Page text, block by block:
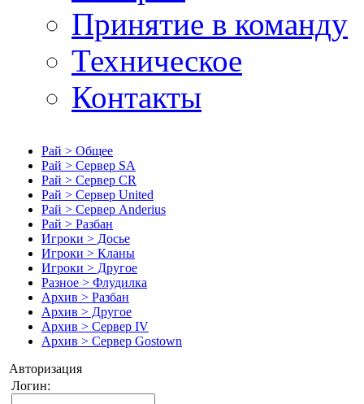
Принятие в команду
Техническое
Контакты
Рай > Общее
Рай > Сервер SA
Рай > Сервер CR
Рай > Сервер United
Рай > Сервер Anderius
Рай > Разбан
Игроки > Досье
Игроки > Кланы
Игроки > Другое
Разное > Флудилка
Архив > Разбан
Архив > Другое
Архив > Сервер IV
Архив > Сервер Gostown
Авторизация
Логин: